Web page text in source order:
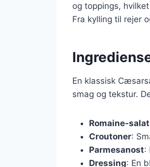
og toppings,
Fra kylling til rejer
En klassisk
smag og tekstur.
Romaine-salat
Croutoner:
Parmesanost:
Dressing: En